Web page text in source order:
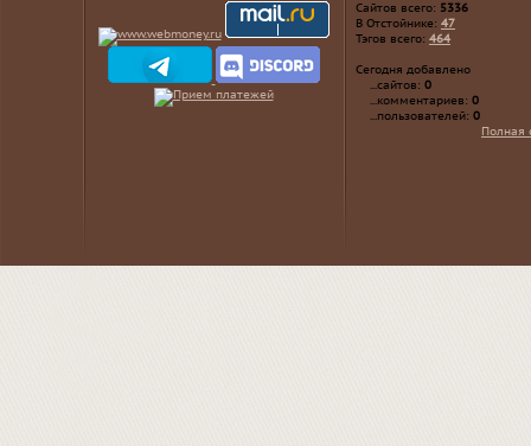
Сайтов всего: 5336
В Отстойнике: 47
Тэгов всего: 464
Сегодня добавлено
...сайтов: 0
...комментариев: 0
...пользователей: 0
Полная